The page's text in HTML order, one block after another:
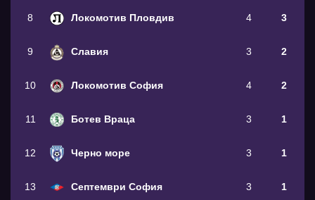
8 Локомотив Пловдив 4 3
9 Славия 3 2
10 Локомотив София 4 2
11 Ботев Враца 3 1
12 Черно море 3 1
13 Септември София 3 1